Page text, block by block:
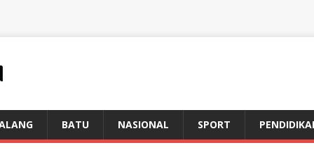
BATU NASIONAL SPORT